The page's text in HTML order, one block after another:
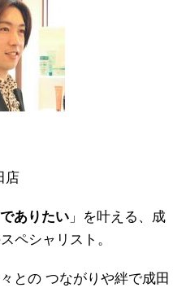
店
ありたい 」を叶える、成
ペシャリスト。
との つながりや絆で成田